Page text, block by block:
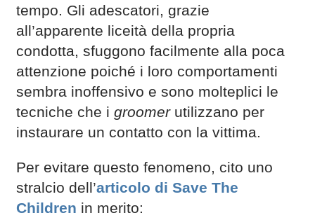
tempo. Gli adescatori, grazie
all’apparente liceità della propria
condotta, sfuggono facilmente alla poca
attenzione poiché i loro comportamenti
sembra inoffensivo e sono molteplici le
tecniche che i groomer utilizzano per
instaurare un contatto con la vittima.
Per evitare questo fenomeno, cito uno
stralcio dell’articolo di Save The
Children in merito: